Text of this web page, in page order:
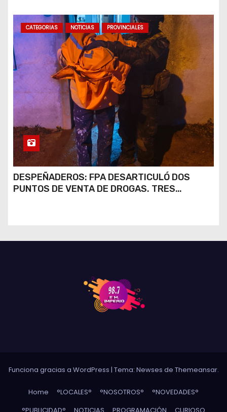
CATEGORIAS NOTICIAS PROVINCIALES
DESPEÑADEROS: FPA DESARTICULÓ DOS
PUNTOS DE VENTA DE DROGAS. TRES
Funciona gracias a WordPress | Tema: Newses de Themeansar.
Home °LOCALES° °NOSOTROS°
°NOVEDADES°
°PUBLICIDAD°
NOTICIAS PROGRAMACIÓN CURIOSO